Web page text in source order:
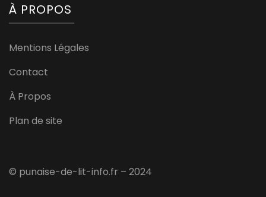
À PROPOS
Mentions Légales
Contact
À Propos
Plan de site
© punaise-de-lit-info.fr – 2024